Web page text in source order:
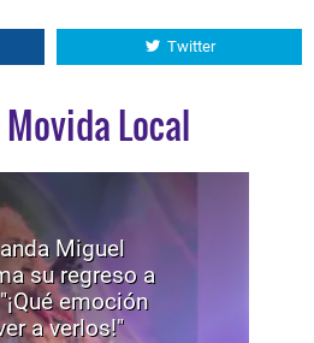
Twitter
Local
Miguel
su regreso a
emoción
a verlos!"